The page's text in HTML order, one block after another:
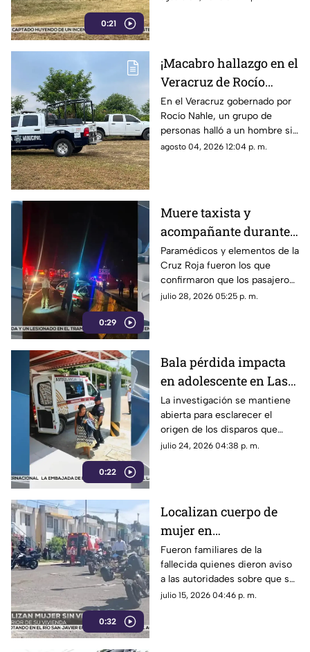
0:21
¡Macabro hallazgo en el
Veracruz de Rocío
Nahle! Hallan a
hombre sin vida cerca
de panteón; así estaba
el cuerpo
En el Veracruz gobernado por
Rocío Nahle, un grupo de
personas halló a un hombre sin
vida cerca de un panteón en
agosto 04, 2026 12:04 p. m.
0:29
Muere taxista y
acompañante durante
aparatoso accidente
sobre libramiento en
Coatepec
Paramédicos y elementos de la
Cruz Roja fueron los que
confirmaron que los pasajeros
del taxi ya no contaban con
julio 28, 2026 05:25 p. m.
0:22
Bala pérdida impacta
en adolescente en Las
Choapas ¿cuál es su
estado de salud?
La investigación se mantiene
abierta para esclarecer el
origen de los disparos que
terminaron lesionando a una
julio 24, 2026 04:38 p. m.
0:32
Localizan cuerpo de
mujer en
fraccionamiento
Lienzos Dos ¿quién es?
Fueron familiares de la
fallecida quienes dieron aviso
a las autoridades sobre que su
cuerpo se encontraba sin vida
julio 15, 2026 04:46 p. m.